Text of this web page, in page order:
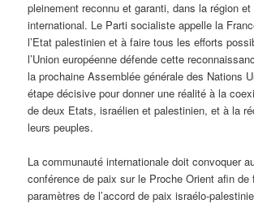
pleinement reconnu et garanti, dans la région et
international. Le Parti socialiste appelle la
l’Etat palestinien et à faire tous les efforts
l’Union européenne défende cette
la prochaine Assemblée générale des Nations
étape décisive pour donner une réalité à la
de deux Etats, israélien et palestinien, et à la
leurs peuples.
La communauté internationale doit convoquer
conférence de paix sur le Proche Orient afin de
paramètres de l’accord de paix israélo-